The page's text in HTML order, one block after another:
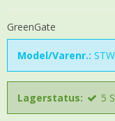
GreenGate
Model/Varenr.:
Lagerstatus: 5